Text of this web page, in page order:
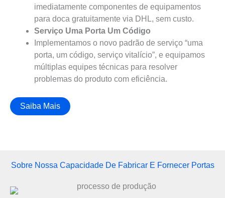
imediatamente componentes de equipamentos
para doca gratuitamente via DHL, sem custo.
Serviço Uma Porta Um Código
Implementamos o novo padrão de serviço “uma
porta, um código, serviço vitalício”, e equipamos
múltiplas equipes técnicas para resolver
problemas do produto com eficiência.
Saiba Mais
Sobre Nossa Capacidade De Fabricar E Fornecer Portas